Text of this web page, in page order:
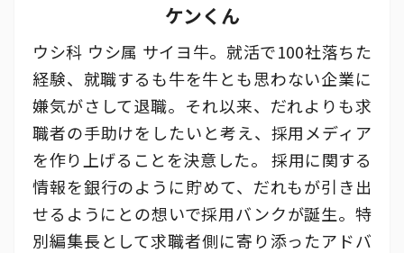
ケンくん
ウシ科 ウシ属 サイヨ牛。就活で100社落ちた
経験、就職するも牛を牛とも思わない企業に
嫌気がさして退職。それ以来、だれよりも求
職者の手助けをしたいと考え、採用メディア
を作り上げることを決意した。 採用に関する
情報を銀行のように貯めて、だれもが引き出
せるようにとの想いで採用バンクが誕生。特
別編集長として求職者側に寄り添ったアドバ